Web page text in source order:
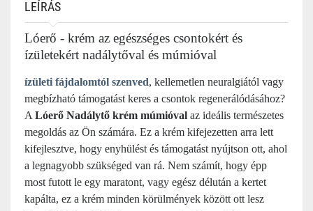
LEÍRÁS
Lóerő - krém az egészséges csontokért és
ízületekért nadálytőval és múmióval
ízületi fájdalomtól szenved, kellemetlen neuralgiától vagy
megbízható támogatást keres a csontok regenerálódásához?
A Lóerő Nadálytő krém múmióval az ideális természetes
megoldás az Ön számára. Ez a krém kifejezetten arra lett
kifejlesztve, hogy enyhülést és támogatást nyújtson ott, ahol
a legnagyobb szükséged van rá. Nem számít, hogy épp
most futott le egy maratont, vagy egész délután a kertet
kapálta, ez a krém minden körülmények között ott lesz